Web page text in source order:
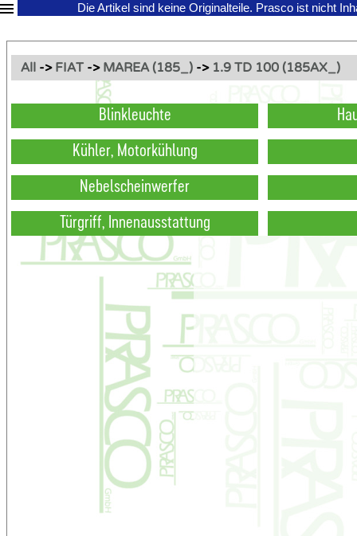
Die Artikel sind keine Originalteile. Prasco ist nicht
All -> FIAT -> MAREA (185_) -> 1.9 TD 100 (185AX_)
Blinkleuchte
Kühler, Motorkühlung
Nebelscheinwerfer
Türgriff, Innenausstattung